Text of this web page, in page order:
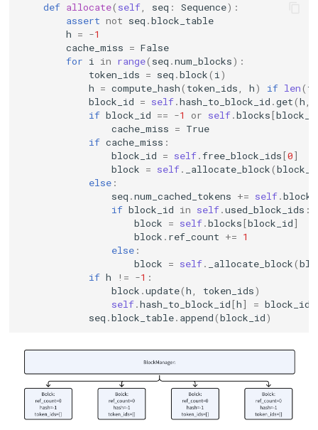
def allocate( self, seq : Sequence):
assert not seq .block_table
h = -1
cache_miss = False
for i in range( seq .num_blocks):
token_ids = seq .block( i)
h = compute_hash( token_ids, h) if len(
block_id = self.hash_to_block_id .get(h,
if block_id == -1 or self.blocks [
cache_miss = True
if cache_miss :
block_id = self.free_block_ids [0]
block = self. _allocate_block(
else :
seq .num_cached_tokens += self.
if block_id in self.used_block_ids :
block = self.blocks [block_id]
block . ref_count += 1
else :
block = self. _allocate_block(
if h != -1 :
block .update(h, token_ids)
self.hash_to_block_id [h] = block_id
seq .block_table. append(block_id)